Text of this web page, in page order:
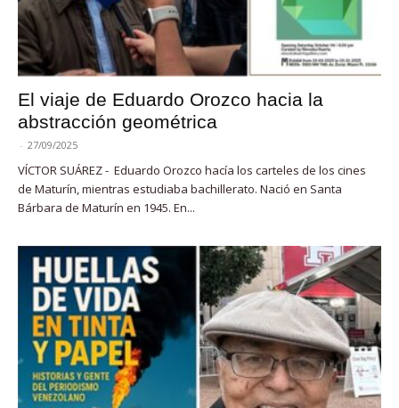
El viaje de Eduardo Orozco hacia la
abstracción geométrica
- 27/09/2025
VÍCTOR SUÁREZ - Eduardo Orozco hacía los carteles de los cines
de Maturín, mientras estudiaba bachillerato. Nació en Santa
Bárbara de Maturín en 1945. En...